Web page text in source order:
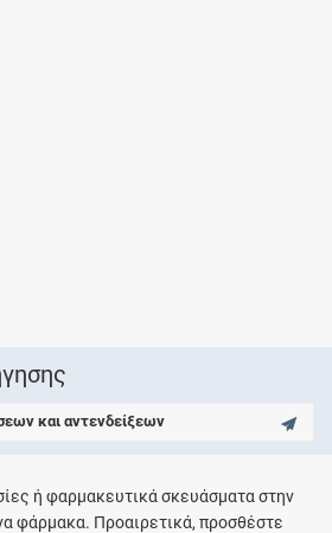
και αντενδείξεων
ή φαρμακευτικά σκευάσματα στην
φάρμακα. Προαιρετικά, προσθέστε